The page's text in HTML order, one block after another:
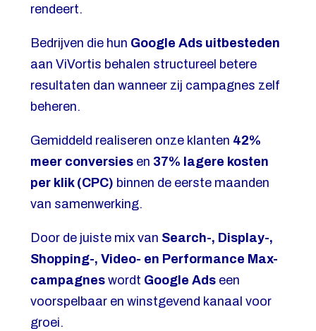
rendeert.
Bedrijven die hun Google Ads uitbesteden
aan ViVortis behalen structureel betere
resultaten dan wanneer zij campagnes zelf
beheren.
Gemiddeld realiseren onze klanten 42%
meer conversiesen 37% lagere kosten
per klik (CPC) binnen de eerste maanden
van samenwerking.
Door de juiste mix van Search-, Display-,
Shopping-, Video- en Performance Max-
campagneswordt Google Adseen
voorspelbaar en winstgevend kanaal voor
groei.